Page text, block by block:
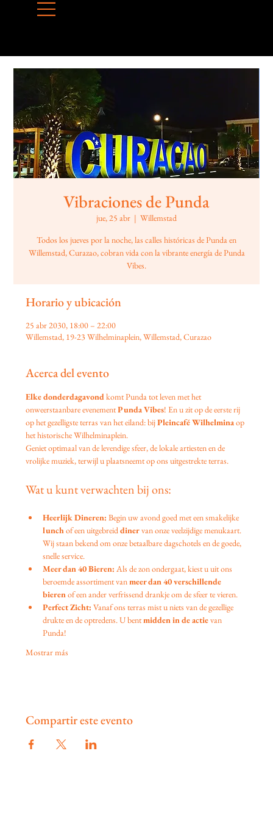
Vibraciones de Punda
jue, 25 abr
  |
Willemstad
Todos los jueves por la noche, las calles históricas de Punda en
Willemstad, Curazao, cobran vida con la vibrante energía de Punda
Vibes.
Horario y ubicación
25 abr 2030, 18:00 – 22:00
Willemstad, 19-23 Wilhelminaplein, Willemstad, Curazao
Acerca del evento
Elke donderdagavond komt Punda tot leven met het
onweerstaanbare evenement Punda Vibes! En u zit op de eerste rij
op het gezelligste terras van het eiland: bij Pleincafé Wilhelmina op
het historische Wilhelminaplein.
Geniet optimaal van de levendige sfeer, de lokale artiesten en de
vrolijke muziek, terwijl u plaatsneemt op ons uitgestrekte terras.
Wat u kunt verwachten bij ons:
Heerlijk Dineren: Begin uw avond goed met een smakelijke
lunch of een uitgebreid diner van onze veelzijdige menukaart.
Wij staan bekend om onze betaalbare dagschotels en de goede,
snelle service.
Meer dan 40 Bieren: Als de zon ondergaat, kiest u uit ons
beroemde assortiment van meer dan 40 verschillende
bieren of een ander verfrissend drankje om de sfeer te vieren.
Perfect Zicht: Vanaf ons terras mist u niets van de gezellige
drukte en de optredens. U bent midden in de actie van
Punda!
Mostrar más
Compartir este evento